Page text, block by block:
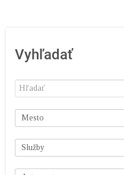
Vyhľadať